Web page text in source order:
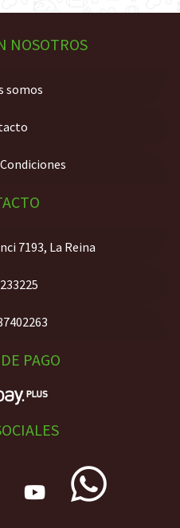
NOSOTROS
somos
7193, La Reina
PAGO